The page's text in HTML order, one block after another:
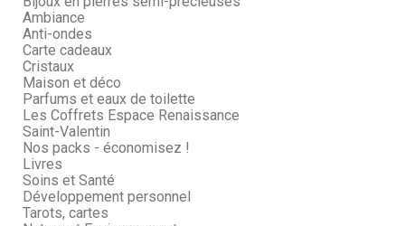
Ambiance
Anti-ondes
Carte cadeaux
Cristaux
Maison et déco
Parfums et eaux de toilette
Les Coffrets Espace Renaissance
Saint-Valentin
Nos packs - économisez !
Livres
Soins et Santé
Développement personnel
Tarots, cartes